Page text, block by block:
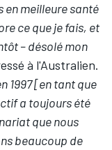
en meilleure santé
ce que je fais, et
– désolé mon
à l'Australien.
1997 [en tant que
a toujours été
que nous
beaucoup de